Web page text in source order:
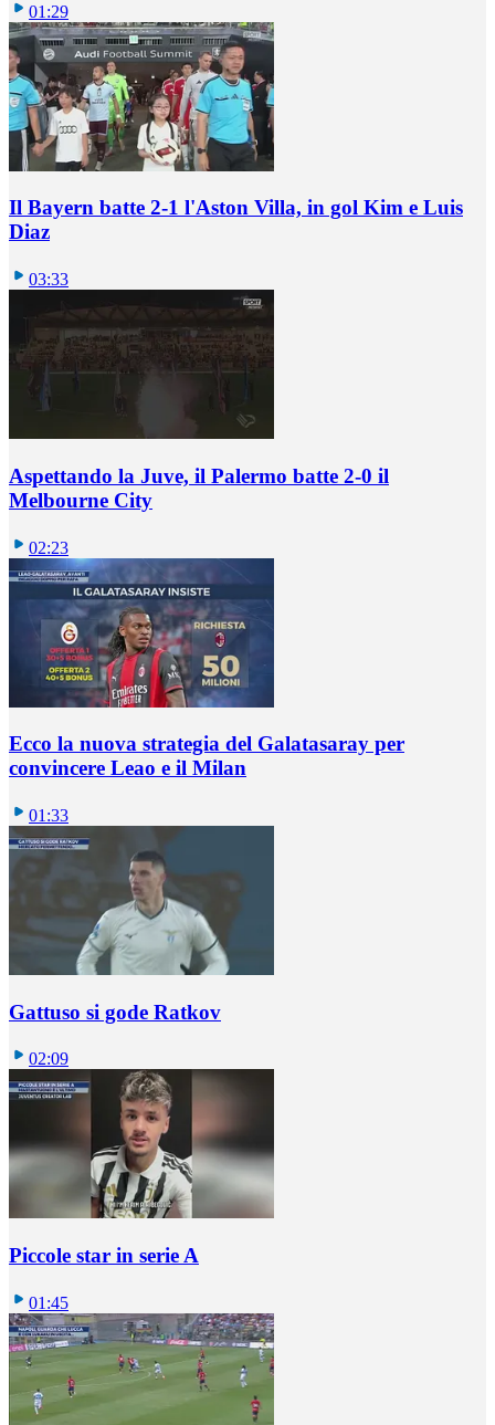
01:29
Il Bayern batte 2-1 l'Aston Villa, in gol Kim e Luis
Diaz
03:33
Aspettando la Juve, il Palermo batte 2-0 il
Melbourne City
02:23
Ecco la nuova strategia del Galatasaray per
convincere Leao e il Milan
01:33
Gattuso si gode Ratkov
02:09
Piccole star in serie A
01:45